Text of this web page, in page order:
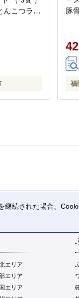
んこつラー
骨 豚骨ス
プ 麺 定
送
豚
麺
ー
期
福
エリア
エリア
エリア
続された場合、